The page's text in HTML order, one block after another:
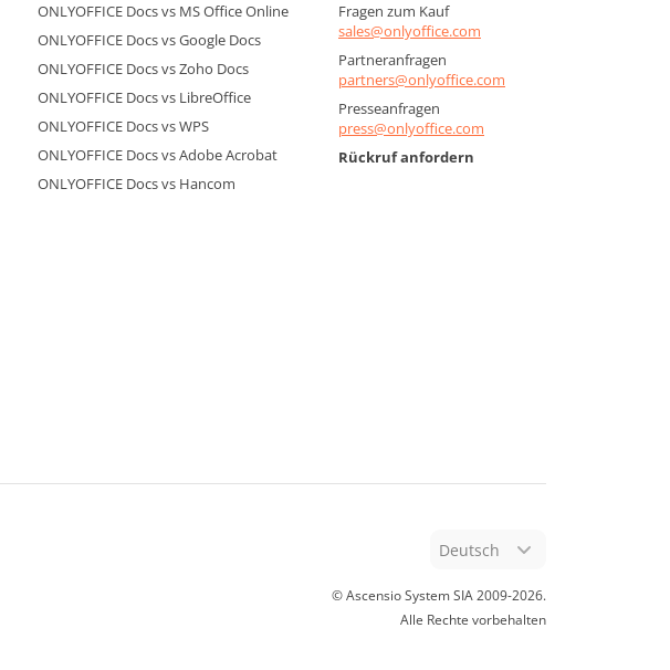
ONLYOFFICE Docs vs MS Office Online
ONLYOFFICE Docs vs Google Docs
ONLYOFFICE Docs vs Zoho Docs
ONLYOFFICE Docs vs LibreOffice
ONLYOFFICE Docs vs WPS
ONLYOFFICE Docs vs Adobe Acrobat
ONLYOFFICE Docs vs Hancom
Fragen zum Kauf
sales@onlyoffice.com
Partneranfragen
partners@onlyoffice.com
Presseanfragen
press@onlyoffice.com
Rückruf anfordern
Deutsch
© Ascensio System SIA 2009-2026.
Alle Rechte vorbehalten